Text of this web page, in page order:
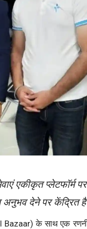
एकीकृत प्लेटफॉर्म
अनुभव देने पर केंद्रित
Bazaar) के साथ एक